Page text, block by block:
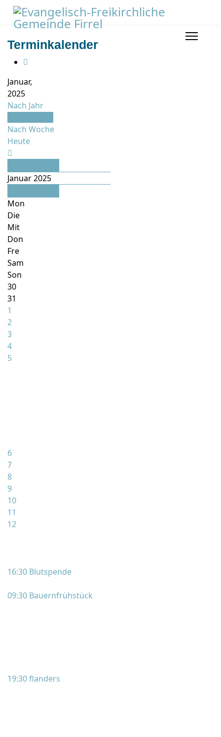
Terminkalender
Januar,
2025
Nach Jahr
Nach Woche
Heute
Januar 2025
Mon
Die
Mit
Don
Fre
Sam
Son
30
31
1
2
3
4
5
6
7
8
9
10
11
12
16:30 Blutspende
09:30 Bauernfrühstück
19:30 flanders